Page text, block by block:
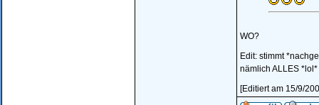
WO?
Edit: stimmt
nämlich ALLES *lol*
[Editiert am 15/9/